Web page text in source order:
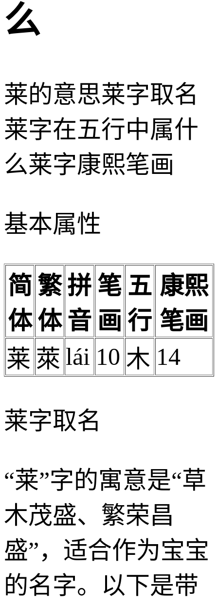
么
莱的意思莱字取名
莱字在五行中属什
么莱字康熙笔画
基本属性
简
体
繁
体
拼
音
笔
画
五
行
康熙
笔画
莱 萊 lái 10 木 14
莱字取名
“莱”字的寓意是“草
木茂盛、繁荣昌
盛”，适合作为宝宝
的名字。以下是带